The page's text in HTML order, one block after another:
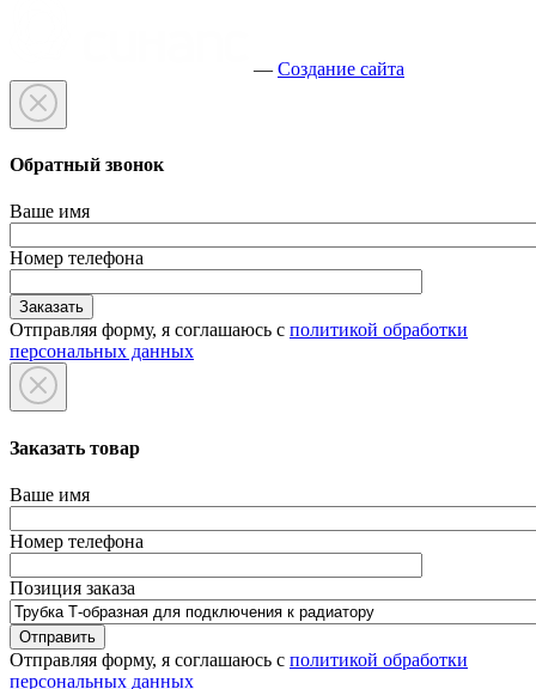
— Создание сайта
Обратный звонок
Ваше имя
Номер телефона
Отправляя форму, я соглашаюсь с политикой обработки
персональных данных
Заказать товар
Ваше имя
Номер телефона
Позиция заказа
Отправляя форму, я соглашаюсь с политикой обработки
персональных данных